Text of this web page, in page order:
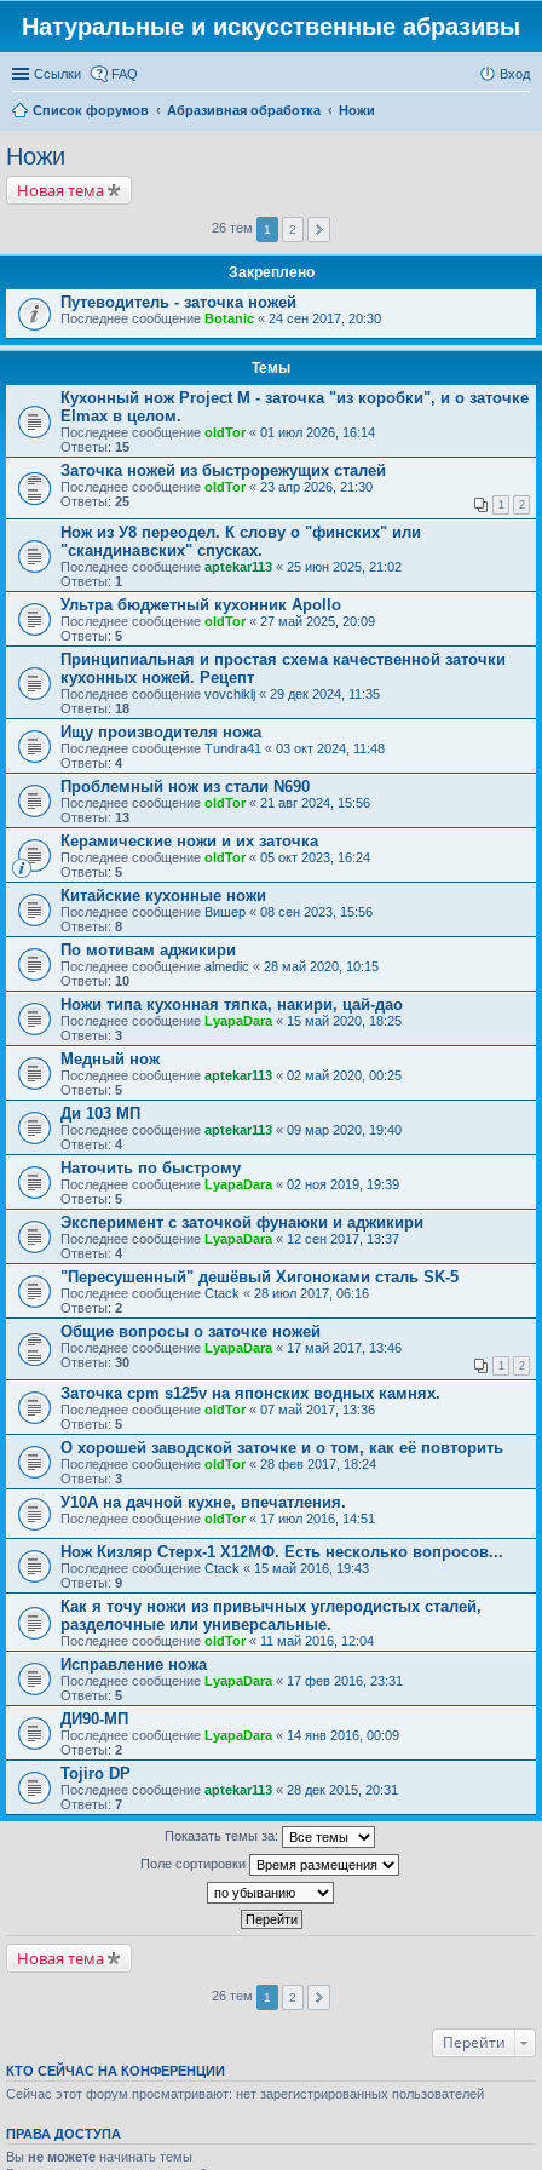
Натуральные и искусственные абразивы
Ссылки FAQ Вход
Список форумов Абразивная обработка Ножи
Ножи
Новая тема
26 тем 1 2
Закреплено
Путеводитель - заточка ножей
Последнее сообщение Botanic « 24 сен 2017, 20:30
Темы
Кухонный нож Project M - заточка "из коробки", и о заточке
Elmax в целом.
Последнее сообщение oldTor« 01 июл 2026, 16:14
Ответы: 15
Заточка ножей из быстрорежущих сталей
Последнее сообщение oldTor« 23 апр 2026, 21:30
Ответы: 25 1 2
Нож из У8 переодел. К слову о "финских" или
"скандинавских" спусках.
Последнее сообщение aptekar113 « 25 июн 2025, 21:02
Ответы: 1
Ультра бюджетный кухонник Apollo
Последнее сообщение oldTor« 27 май 2025, 20:09
Ответы: 5
Принципиальная и простая схема качественной заточки
кухонных ножей. Рецепт
Последнее сообщение vovchiklj « 29 дек 2024, 11:35
Ответы: 18
Ищу производителя ножа
Последнее сообщение Tundra41 « 03 окт 2024, 11:48
Ответы: 4
Проблемный нож из стали N690
Последнее сообщение oldTor« 21 авг 2024, 15:56
Ответы: 13
Керамические ножи и их заточка
Последнее сообщение oldTor« 05 окт 2023, 16:24
Ответы: 5
Китайские кухонные ножи
Последнее сообщение Вишер « 08 сен 2023, 15:56
Ответы: 8
По мотивам аджикири
Последнее сообщение almedic « 28 май 2020, 10:15
Ответы: 10
Ножи типа кухонная тяпка, накири, цай-дао
Последнее сообщение LyapaDara « 15 май 2020, 18:25
Ответы: 3
Медный нож
Последнее сообщение aptekar113 « 02 май 2020, 00:25
Ответы: 5
Ди 103 МП
Последнее сообщение aptekar113 « 09 мар 2020, 19:40
Ответы: 4
Наточить по быстрому
Последнее сообщение LyapaDara « 02 ноя 2019, 19:39
Ответы: 5
Эксперимент с заточкой фунаюки и аджикири
Последнее сообщение LyapaDara « 12 сен 2017, 13:37
Ответы: 4
"Пересушенный" дешёвый Хигоноками сталь SK-5
Последнее сообщение Ctack « 28 июл 2017, 06:16
Ответы: 2
Общие вопросы о заточке ножей
Последнее сообщение LyapaDara « 17 май 2017, 13:46
Ответы: 30 1 2
Заточка cpm s125v на японских водных камнях.
Последнее сообщение oldTor« 07 май 2017, 13:36
Ответы: 5
О хорошей заводской заточке и о том, как её повторить
Последнее сообщение oldTor« 28 фев 2017, 18:24
Ответы: 3
У10А на дачной кухне, впечатления.
Последнее сообщение oldTor« 17 июл 2016, 14:51
Нож Кизляр Стерх-1 Х12МФ. Есть несколько вопросов...
Последнее сообщение Ctack « 15 май 2016, 19:43
Ответы: 9
Как я точу ножи из привычных углеродистых сталей,
разделочные или универсальные.
Последнее сообщение oldTor« 11 май 2016, 12:04
Исправление ножа
Последнее сообщение LyapaDara « 17 фев 2016, 23:31
Ответы: 5
ДИ90-МП
Последнее сообщение LyapaDara « 14 янв 2016, 00:09
Ответы: 2
Tojiro DP
Последнее сообщение aptekar113 « 28 дек 2015, 20:31
Ответы: 7
Показать темы за:
Поле сортировки
Новая тема
26 тем 1 2
Перейти
КТО СЕЙЧАС НА КОНФЕРЕНЦИИ
Сейчас этот форум просматривают: нет зарегистрированных пользователей
ПРАВА ДОСТУПА
Вы не можете начинать темы